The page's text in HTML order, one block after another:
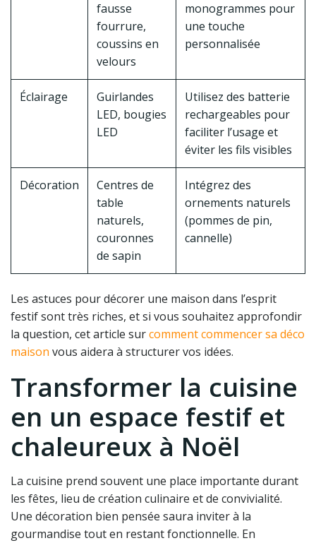
fausse
fourrure,
coussins en
velours
monogrammes pour
une touche
personnalisée
Éclairage
Guirlandes
LED, bougies
LED
Utilisez des batterie
rechargeables pour
faciliter l’usage et
éviter les fils visibles
Décoration
Centres de
table
naturels,
couronnes
de sapin
Intégrez des
ornements naturels
(pommes de pin,
cannelle)
Les astuces pour décorer une maison dans l’esprit
festif sont très riches, et si vous souhaitez approfondir
la question, cet article surcomment commencer sa déco
maison vous aidera à structurer vos idées.
Transformer la cuisine
en un espace festif et
chaleureux à Noël
La cuisine prend souvent une place importante durant
les fêtes, lieu de création culinaire et de convivialité.
Une décoration bien pensée saura inviter à la
gourmandise tout en restant fonctionnelle. En